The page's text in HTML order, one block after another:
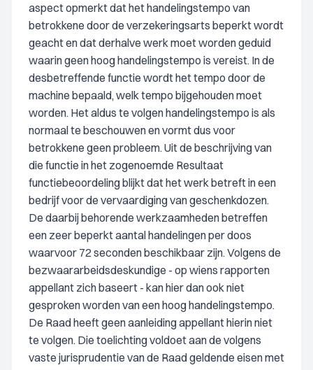
aspect opmerkt dat het handelingstempo van
betrokkene door de verzekeringsarts beperkt wordt
geacht en dat derhalve werk moet worden geduid
waarin geen hoog handelingstempo is vereist. In de
desbetreffende functie wordt het tempo door de
machine bepaald, welk tempo bijgehouden moet
worden. Het aldus te volgen handelingstempo is als
normaal te beschouwen en vormt dus voor
betrokkene geen probleem. Uit de beschrijving van
die functie in het zogenoemde Resultaat
functiebeoordeling blijkt dat het werk betreft in een
bedrijf voor de vervaardiging van geschenkdozen.
De daarbij behorende werkzaamheden betreffen
een zeer beperkt aantal handelingen per doos
waarvoor 72 seconden beschikbaar zijn. Volgens de
bezwaararbeidsdeskundige - op wiens rapporten
appellant zich baseert - kan hier dan ook niet
gesproken worden van een hoog handelingstempo.
De Raad heeft geen aanleiding appellant hierin niet
te volgen. Die toelichting voldoet aan de volgens
vaste jurisprudentie van de Raad geldende eisen met